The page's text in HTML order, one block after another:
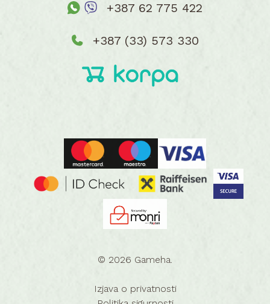
+387 62 775 422
+387 (33) 573 330
© 2026 Gameha.
Izjava o privatnosti